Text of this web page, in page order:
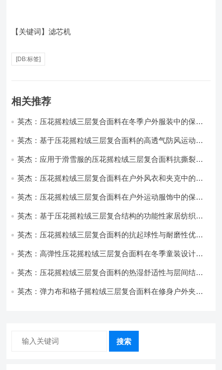
【关键词】滤芯机
[DB:标签]
相关推荐
英杰：压花摇粒绒三层复合面料在冬季户外服装中的保暖
英杰：基于压花摇粒绒三层复合面料的高透气防风运动服
英杰：应用于滑雪服的压花摇粒绒三层复合面料抗撕裂与
英杰：压花摇粒绒三层复合面料在户外风衣和夹克中的应
英杰：压花摇粒绒三层复合面料在户外运动服饰中的保暖
英杰：基于压花摇粒绒三层复合结构的功能性家居纺织品
英杰：压花摇粒绒三层复合面料的抗起球性与耐磨性优化
英杰：高弹性压花摇粒绒三层复合面料在冬季童装设计中
英杰：压花摇粒绒三层复合面料的热湿舒适性与层间结合
英杰：弹力布和格子摇粒绒三层复合面料在修身户外夹克
搜索